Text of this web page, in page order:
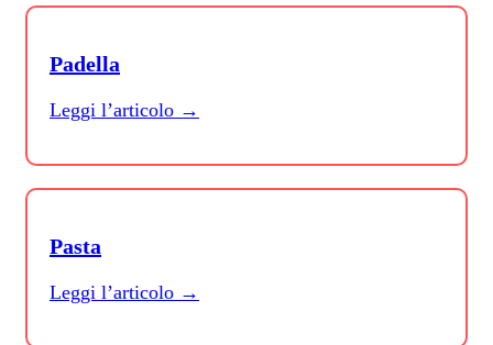
Padella
Leggi l’articolo →
Pasta
Leggi l’articolo →